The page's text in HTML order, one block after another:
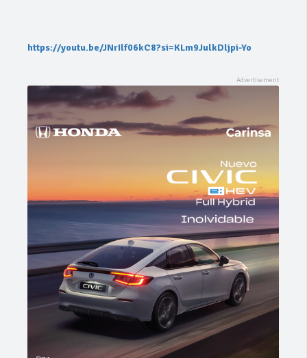
https://youtu.be/JNrIlf06kC8?si=KLm9JulkDljpi-Yo